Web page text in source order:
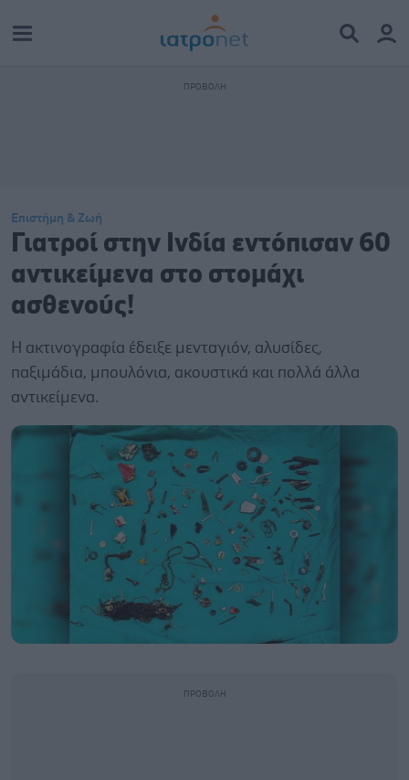
Επιστήμη & Ζωή
Γιατροί στην Ινδία εντόπισαν 60
αντικείμενα στο στομάχι
ασθενούς!
Η ακτινογραφία έδειξε μενταγιόν, αλυσίδες,
παξιμάδια, μπουλόνια, ακουστικά και πολλά άλλα
αντικείμενα.